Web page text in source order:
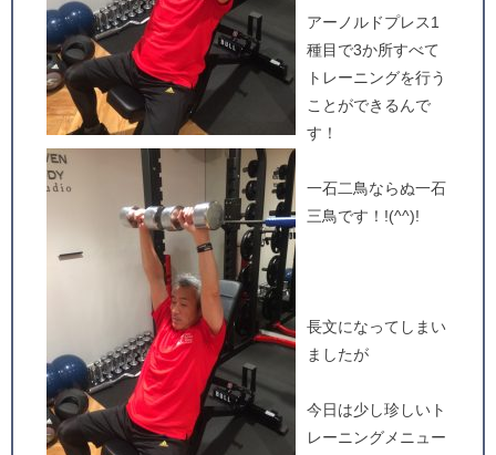
アーノルドプレス1
種目で3か所すべて
トレーニングを行う
ことができるんで
す！
一石二鳥ならぬ一石
三鳥です！!(^^)!
長文になってしまい
ましたが
今日は少し珍しいト
レーニングメニュー